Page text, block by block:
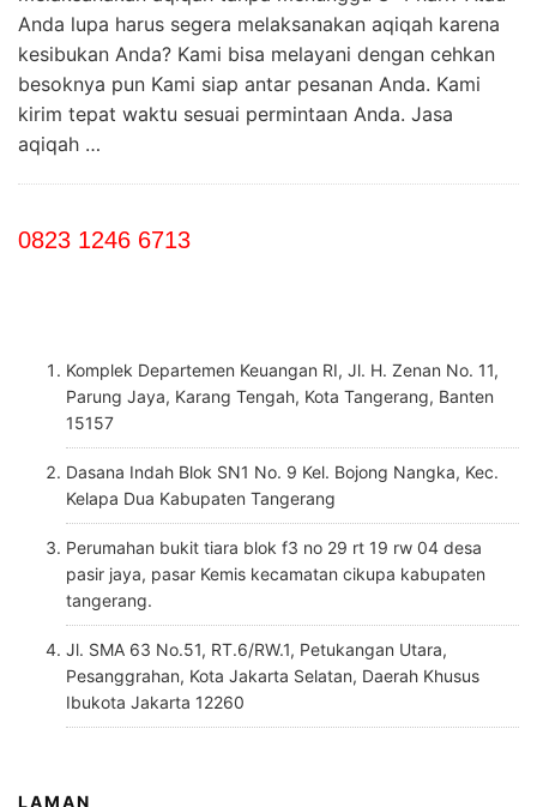
Anda lupa harus segera melaksanakan aqiqah karena
kesibukan Anda? Kami bisa melayani dengan cehkan
besoknya pun Kami siap antar pesanan Anda. Kami
kirim tepat waktu sesuai permintaan Anda. Jasa
aqiqah …
0823 1246 6713
Komplek Departemen Keuangan RI, Jl. H. Zenan No. 11,
Parung Jaya, Karang Tengah, Kota Tangerang, Banten
15157
Dasana Indah Blok SN1 No. 9 Kel. Bojong Nangka, Kec.
Kelapa Dua Kabupaten Tangerang
Perumahan bukit tiara blok f3 no 29 rt 19 rw 04 desa
pasir jaya, pasar Kemis kecamatan cikupa kabupaten
tangerang.
Jl. SMA 63 No.51, RT.6/RW.1, Petukangan Utara,
Pesanggrahan, Kota Jakarta Selatan, Daerah Khusus
Ibukota Jakarta 12260
LAMAN